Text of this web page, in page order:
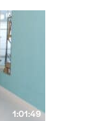
1:01:49